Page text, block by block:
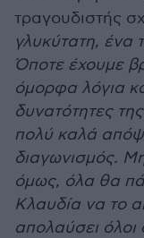
τραγουδιστής
γλυκύτατη, ένα
Όποτε έχουμε
όμορφα λόγια
δυνατότητες
πολύ καλά
διαγωνισμός.
όμως, όλα θα
Κλαυδία να το
απολαύσει όλοι